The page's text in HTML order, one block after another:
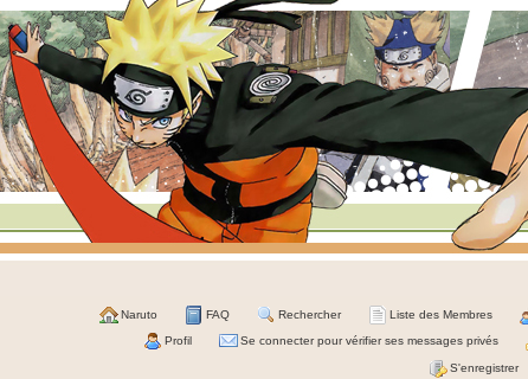
Naruto FAQ Rechercher Liste des Membres
Profil Se connecter pour vérifier ses messages privés
S'enregistrer